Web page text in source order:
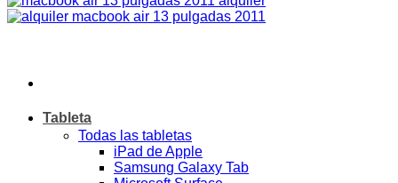
Tableta
Todas las tabletas
iPad de Apple
Samsung Galaxy Tab